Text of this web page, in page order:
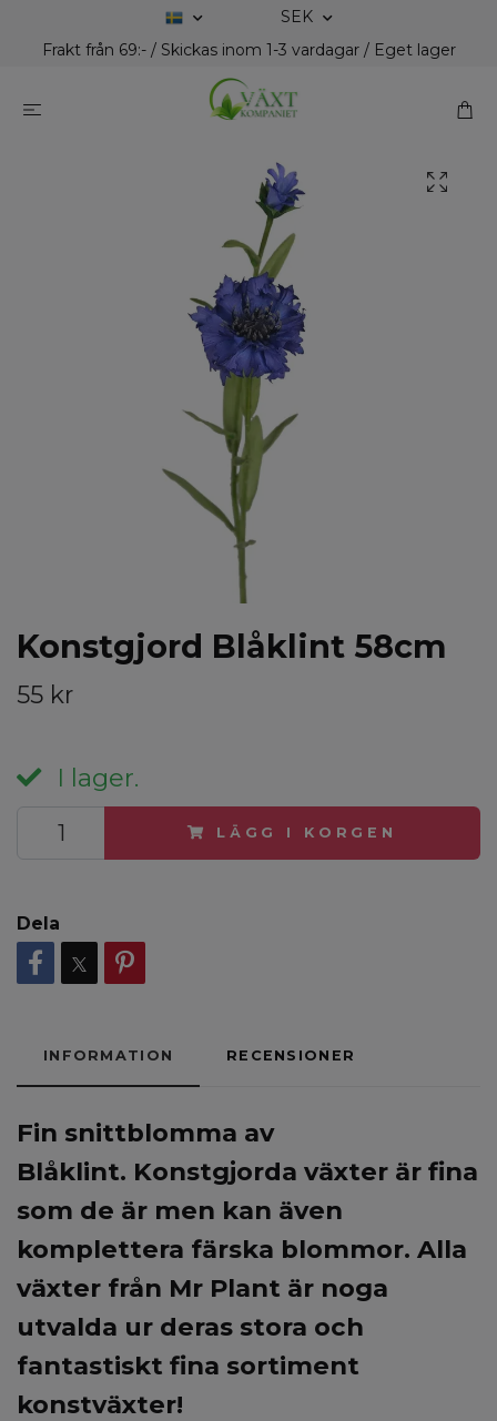
SEK
Frakt från 69:- / Skickas inom 1-3 vardagar / Eget lager
Konstgjord Blåklint 58cm
55 kr
I lager.
LÄGG I KORGEN
Dela
INFORMATION RECENSIONER
Fin snittblomma av
Blåklint. Konstgjorda växter är fina
som de är men kan även
komplettera färska blommor. Alla
växter från Mr Plant är noga
utvalda ur deras stora och
fantastiskt fina sortiment
konstväxter!